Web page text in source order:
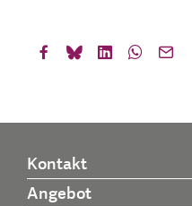
Kontakt
Angebot